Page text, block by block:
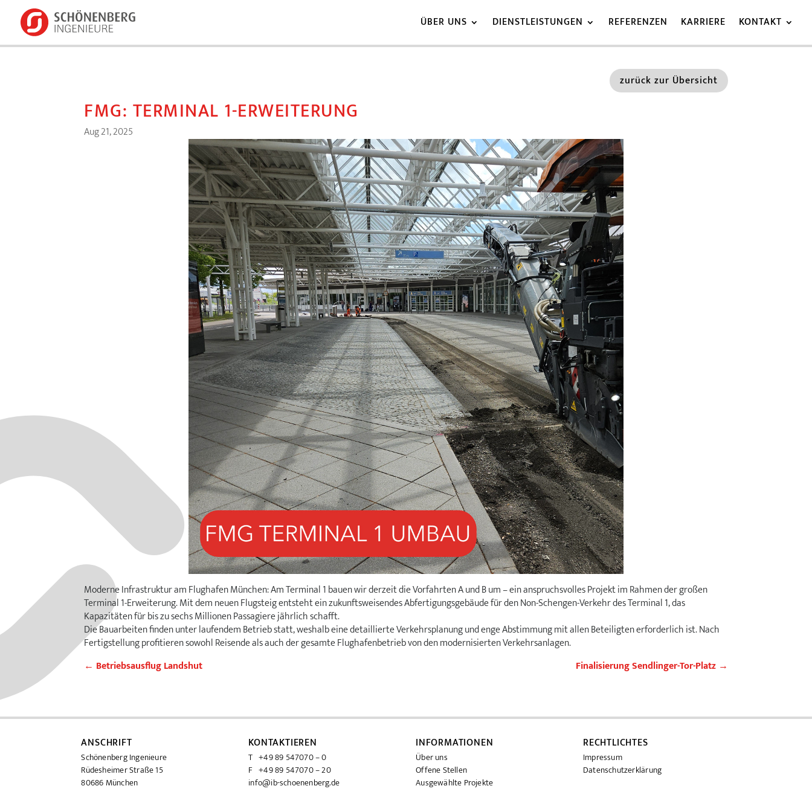
ÜBER UNS DIENSTLEISTUNGEN REFERENZEN KARRIERE KONTAKT
zurück zur Übersicht
FMG: TERMINAL 1-ERWEITERUNG
Aug 21, 2025
Moderne Infrastruktur am Flughafen München: Am Terminal 1 bauen wir derzeit die Vorfahrten A und B um – ein anspruchsvolles Projekt im Rahmen der großen
Terminal 1-Erweiterung. Mit dem neuen Flugsteig entsteht ein zukunftsweisendes Abfertigungsgebäude für den Non-Schengen-Verkehr des Terminal 1, das
Kapazitäten für bis zu sechs Millionen Passagiere jährlich schafft.
Die Bauarbeiten finden unter laufendem Betrieb statt, weshalb eine detaillierte Verkehrsplanung und enge Abstimmung mit allen Beteiligten erforderlich ist. Nach
Fertigstellung profitieren sowohl Reisende als auch der gesamte Flughafenbetrieb von den modernisierten Verkehrsanlagen.
← Betriebsausflug Landshut Finalisierung Sendlinger-Tor-Platz→
ANSCHRIFT
Schönenberg Ingenieure
Rüdesheimer Straße 15
80686 München
KONTAKTIEREN
T +49 89 547070 – 0
F +49 89 547070 – 20
info@ib-schoenenberg.de
INFORMATIONEN
Über uns
Offene Stellen
Ausgewählte Projekte
RECHTLICHTES
Impressum
Datenschutzerklärung